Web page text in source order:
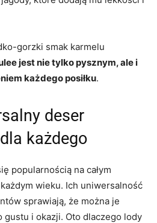
gorzki smak karmelu
jest nie tylko pysznym, ale i
każdego posiłku.
deser
każdego
popularnością na całym
wieku. Ich uniwersalność
sprawiają, że można je
gustu i okazji. Oto dlaczego lody